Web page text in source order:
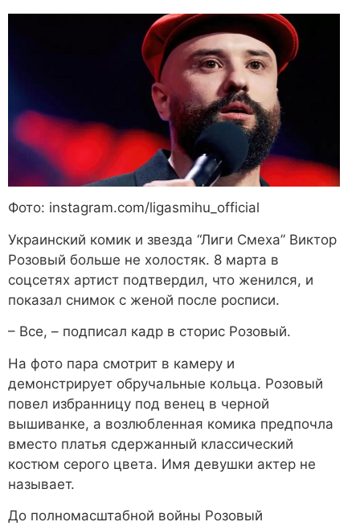
Фото: instagram.com/ligasmihu_official
Украинский комик и звезда “Лиги Смеха” Виктор
Розовый больше не холостяк. 8 марта в
соцсетях артист подтвердил, что женился, и
показал снимок с женой после росписи.
– Все, – подписал кадр в сторис Розовый.
На фото пара смотрит в камеру и
демонстрирует обручальные кольца. Розовый
повел избранницу под венец в черной
вышиванке, а возлюбленная комика предпочла
вместо платья сдержанный классический
костюм серого цвета. Имя девушки актер не
называет.
До полномасштабной войны Розовый